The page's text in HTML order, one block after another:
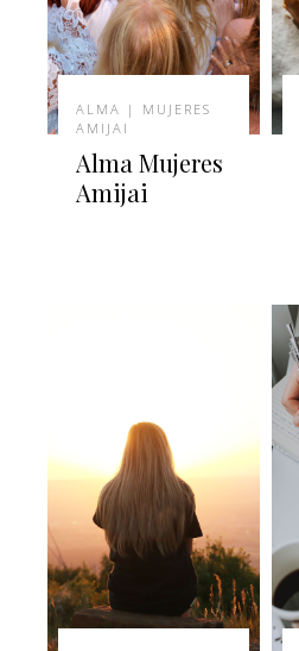
ALMA | MUJERES
AMIJAI
Alma Mujeres
Amijai